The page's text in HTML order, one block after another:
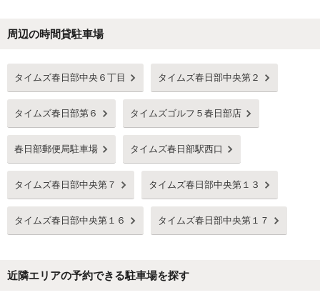
周辺の時間貸駐車場
タイムズ春日部中央６丁目 タイムズ春日部中央第２
タイムズ春日部第６ タイムズゴルフ５春日部店
春日部郵便局駐車場 タイムズ春日部駅西口
タイムズ春日部中央第７ タイムズ春日部中央第１３
タイムズ春日部中央第１６ タイムズ春日部中央第１７
近隣エリアの予約できる駐車場を探す